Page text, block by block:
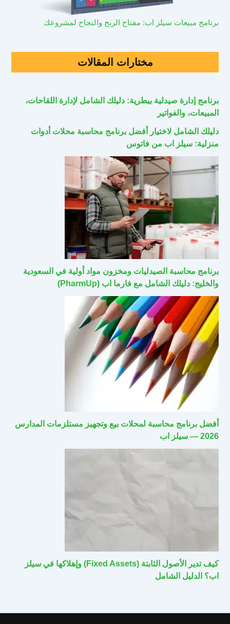
برنامج مبيعات سيلز اب: مفتاح الربح والنجاح لمشروعك
مختارات المقالات
برنامج إدارة صيدلية بيطرية: دليلك الشامل لإدارة اللقاحات،
المبيعات، والفواتير
دليلك الشامل لاختيار أفضل برنامج محاسبة محلات أدوات
منزلية: سيلز اب من فاتوس
برنامج محاسبة الصيدليات ومخزون مواد أولية في السعودية
والخليج: دليلك الشامل مع فارما اب (PharmUp)
أفضل برنامج محاسبة لمحلات بيع وتجهيز مستلزمات المدارس
2026 — سيلز اب
كيف تدير الأصول الثابتة (Fixed Assets) وإهلاكها في سيلز
اب؟ الدليل الشامل